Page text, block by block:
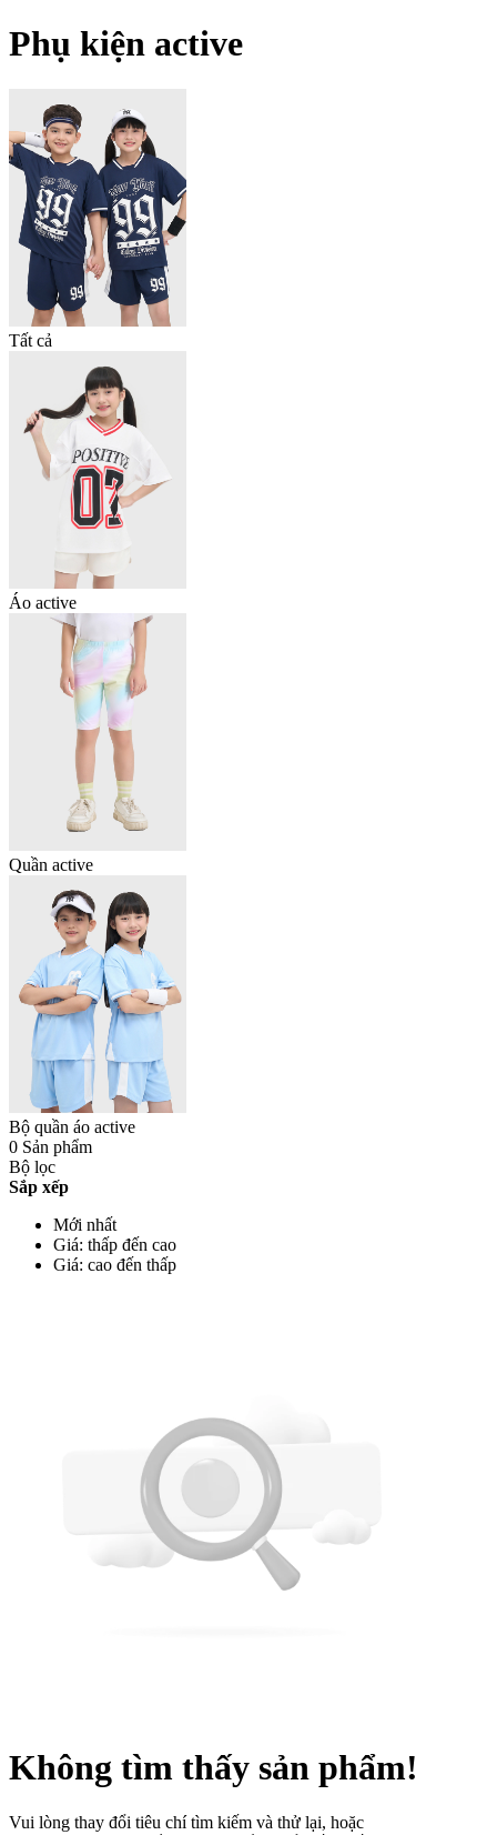
Phụ kiện active
Tất cả
Áo active
Quần active
Bộ quần áo active
0 Sản phẩm
Bộ lọc
Sắp xếp
Mới nhất
Giá: thấp đến cao
Giá: cao đến thấp
Không tìm thấy sản phẩm!
Vui lòng thay đổi tiêu chí tìm kiếm và thử lại, hoặc